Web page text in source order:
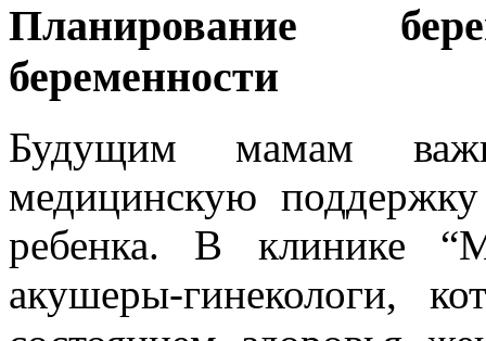
Планирование
беременности
Будущим мамам
медицинскую
ребенка. В клинике
акушеры-гинекологи,